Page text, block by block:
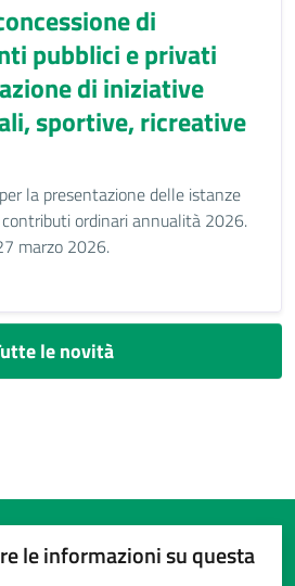
di
pubblici e privati
di iniziative
sportive, ricreative
la presentazione delle istanze
ordinari annualità 2026.
marzo 2026.
le novità
le informazioni su questa